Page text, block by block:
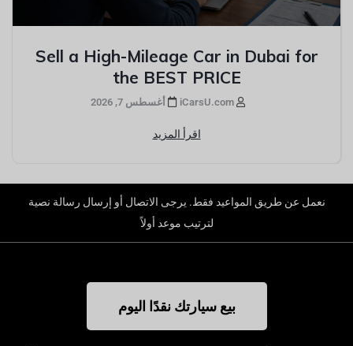
Sell a High-Mileage Car in Dubai for
the BEST PRICE
أغسطس 7, 2026
اقرأ المزيد
نعمل عن طريق المواعيد فقط. يرجى الاتصال أو إرسال رسالة نصية
لترتيب موعد أولاً
بيع سيارتك نقدًا اليوم